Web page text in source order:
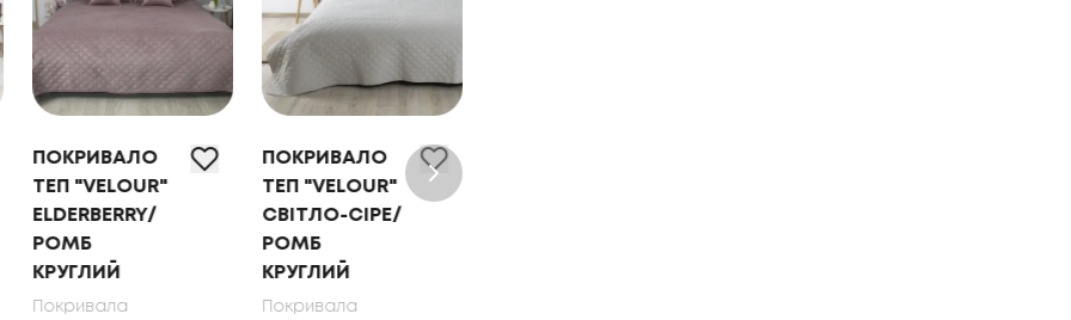
ПОКРИВАЛО
ТЕП "VELOUR"
ELDERBERRY/
РОМБ
КРУГЛИЙ
Покривала
ПОКРИВАЛО
ТЕП "VELOUR"
СВІТЛО-СІРЕ/
РОМБ
КРУГЛИЙ
Покривала